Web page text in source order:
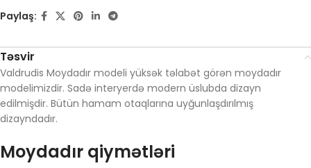
Paylaş:
Təsvir
Valdrudis Moydadır modeli yüksək təlabət görən moydadır
modelimizdir. Sadə interyerdə modern üslubda dizayn
edilmişdir. Bütün hamam otaqlarına uyğunlaşdırılmış
dizayndadır.
Moydadır qiymətləri